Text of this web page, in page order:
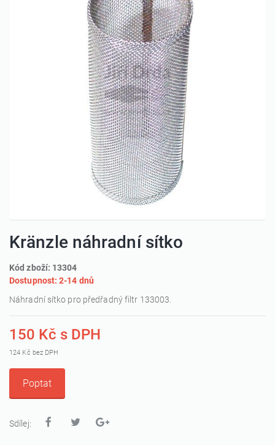
Kränzle náhradní sítko
Kód zboží: 13304
Dostupnost: 2-14 dnů
Náhradní sítko pro předřadný filtr 133003.
150 Kč s DPH
124 Kč bez DPH
Poptat
Sdílej: